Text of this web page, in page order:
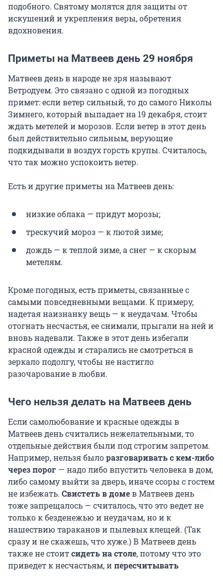
подобного. Святому молятся для защиты от
искушений и укрепления веры, обретения
вдохновения.
Приметы на Матвеев день 29 ноября
Матвеев день в народе не зря называют
Ветродуем. Это связано с одной из погодных
примет: если ветер сильный, то до самого Николы
Зимнего, который выпадает на 19 декабря, стоит
ждать метелей и морозов. Если ветер в этот день
был действительно сильным, верующие
подкидывали в воздух горсть крупы. Считалось,
что так можно успокоить ветер.
Есть и другие приметы на Матвеев день:
низкие облака — придут морозы;
трескучий мороз — к лютой зиме;
дождь — к теплой зиме, а снег — к скорым
метелям.
Кроме погодных, есть приметы, связанные с
самыми повседневными вещами. К примеру,
надетая наизнанку вещь — к неудачам. Чтобы
отогнать несчастья, ее снимали, прыгали на ней и
вновь надевали. Также в этот день избегали
красной одежды и старались не смотреться в
зеркало подолгу, чтобы не настигло
разочарование в любви.
Чего нельзя делать на Матвеев день
Если самолюбование и красные одежды в
Матвеев день считались нежелательными, то
отдельные действия были под строгим запретом.
Например, нельзя былоразговаривать с кем-либо
через порог — надо либо впустить человека в дом,
либо самому выйти за дверь, иначе ссоры с гостем
не избежать. Свистеть в домев Матвеев день
тоже запрещалось — считалось, что это ведет не
только к безденежью и неудачам, но и к
нашествию тараканов и пылевых клещей. (Так
сразу и не скажешь, что хуже.) В Матвеев день
также не стоитсидеть на столе, потому что это
приведет к несчастьям, ипересчитывать